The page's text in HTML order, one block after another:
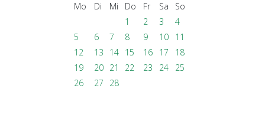
Mo
Di Mi Do Fr Sa
So
1
2 3
4
5
6 7 8 9 10
11
12
13 14 15 16 17
18
19
20 21 22 23 24
25
26
27 28